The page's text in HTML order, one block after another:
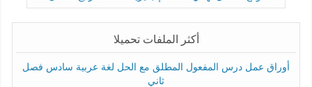
أكثر الملفات تحميلا
أوراق عمل درس المفعول المطلق مع الحل لغة عربية سادس فصل
ثاني